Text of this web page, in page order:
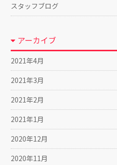
スタッフブログ
アーカイブ
2021年4月
2021年3月
2021年2月
2021年1月
2020年12月
2020年11月